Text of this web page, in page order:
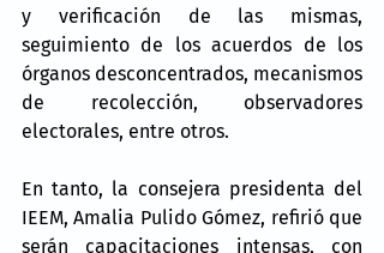
y verificación de las mismas,
seguimiento de los acuerdos de los
órganos desconcentrados, mecanismos
de recolección, observadores
electorales, entre otros.
En tanto, la consejera presidenta del
IEEM, Amalia Pulido Gómez, refirió que
serán capacitaciones intensas, con